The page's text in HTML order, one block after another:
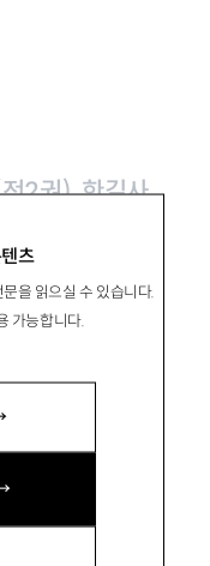
츠
문을 읽으실 수 있습니다.
가능합니다.
전2권), 한길사
의 진일보